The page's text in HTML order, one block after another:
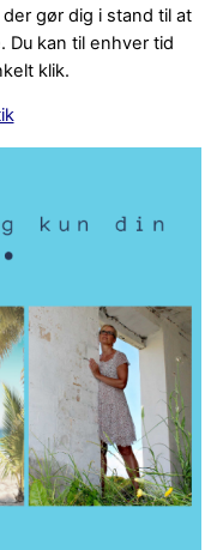
gør dig i stand til at
Du kan til enhver tid
klik.